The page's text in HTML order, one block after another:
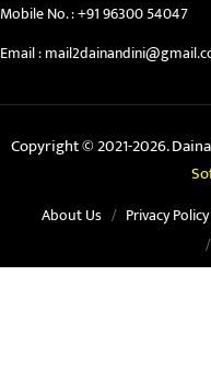
Mobile No. :+91 96300 54047
Email :
Copyright © 2021-2026.
About Us Privacy Policy